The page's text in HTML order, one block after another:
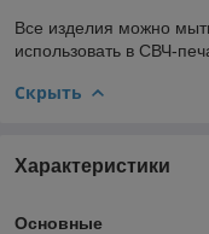
Все изделия можно
использовать в СВЧ-
Скрыть
Характеристики
Основные